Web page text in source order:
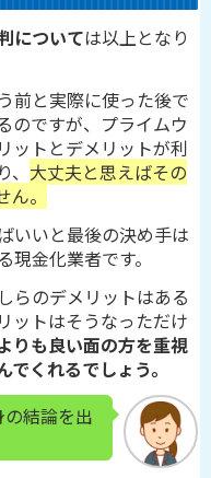
については以上となり
前と実際に使った後で
のですが、プライムウ
ットとデメリットが利
大丈夫と思えばその
。
いいと最後の決め手は
金化業者です。
らのデメリットはある
ットはそうなっただけ
りも良い面の方を重視
くれるでしょう。
結論を出